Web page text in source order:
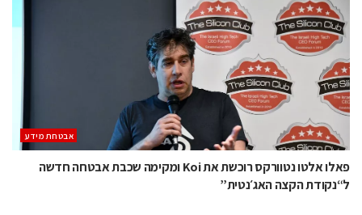
אבטחת מידע
פאלו אלטו נטוורקס רוכשת את Koi ומקימה שכבת אבטחה חדשה
ל“נקודת הקצה האג׳נטית”